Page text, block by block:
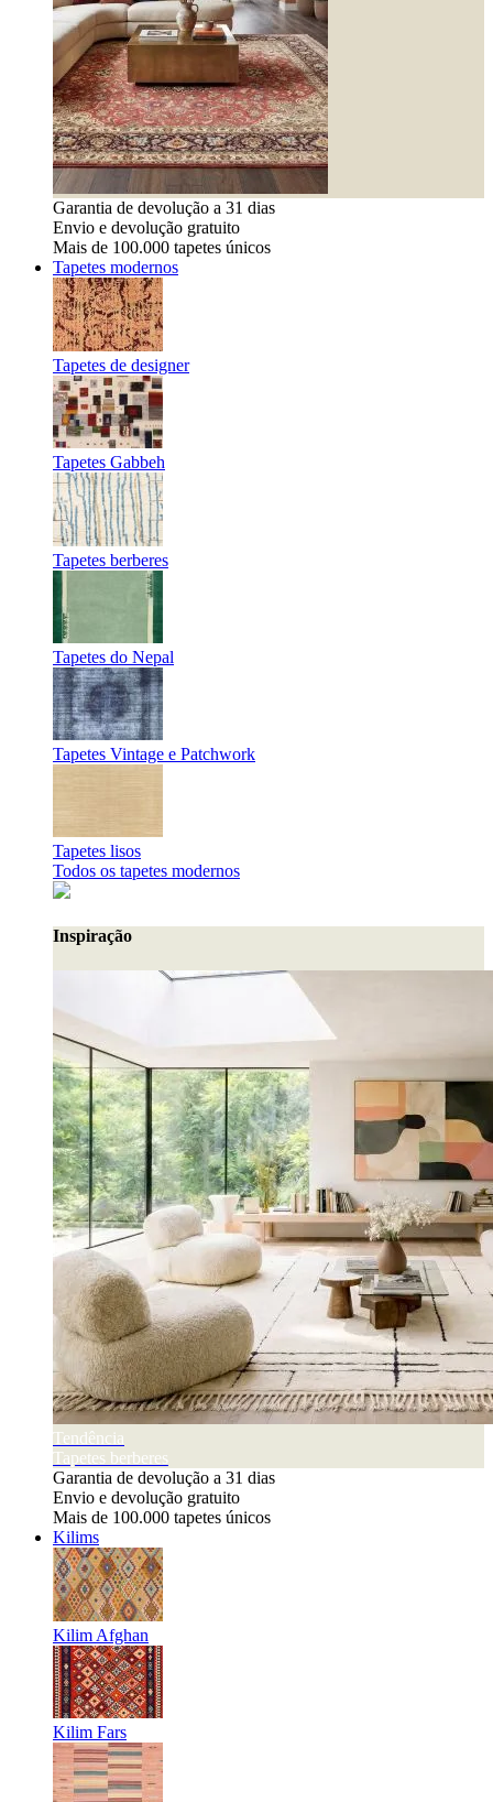
Garantia de devolução a 31 dias
Envio e devolução gratuito
Mais de 100.000 tapetes únicos
Tapetes modernos
Tapetes de designer
Tapetes Gabbeh
Tapetes berberes
Tapetes do Nepal
Tapetes Vintage e Patchwork
Tapetes lisos
Todos os tapetes modernos
Inspiração
Tendência
Tapetes berberes
Garantia de devolução a 31 dias
Envio e devolução gratuito
Mais de 100.000 tapetes únicos
Kilims
Kilim Afghan
Kilim Fars